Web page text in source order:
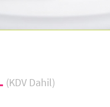
(KDV Dahil)